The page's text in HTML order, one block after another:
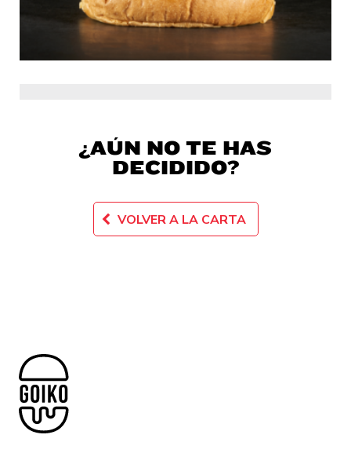
¿AÚN NO TE HAS
DECIDIDO?
VOLVER A LA CARTA